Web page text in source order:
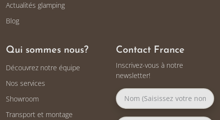
Actualités glamping
Blog
Qui sommes nous?
Découvrez notre équipe
Nos services
Showroom
Transport et montage
Contact France
Inscrivez-vous à notre
newsletter!